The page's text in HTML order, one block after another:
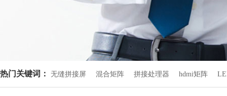
热门关键词： 无缝拼接屏 混合矩阵 拼接处理器 hdmi矩阵